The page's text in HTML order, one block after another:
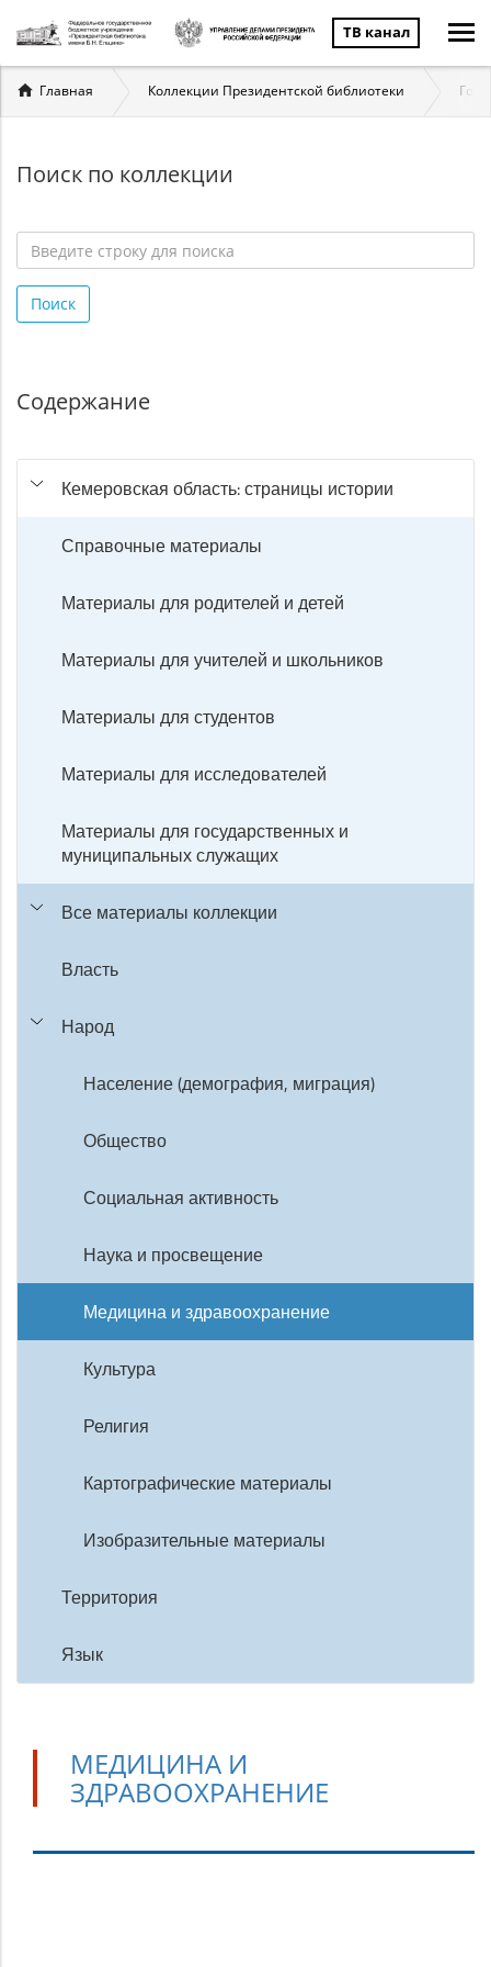
ТВ канал
Вы
здесь
Главная Коллекции Президентской библиотеки
Поиск по коллекции
строку
для
Поиск
Содержание
Кемеровская область: страницы истории
Справочные материалы
Материалы для родителей и детей
Материалы для учителей и школьников
Материалы для студентов
Материалы для исследователей
Материалы для государственных и
муниципальных служащих
Все материалы коллекции
Власть
Народ
Население (демография, миграция)
Общество
Социальная активность
Наука и просвещение
Медицина и здравоохранение
Культура
Религия
Картографические материалы
Изобразительные материалы
Территория
Язык
МЕДИЦИНА И
ЗДРАВООХРАНЕНИЕ